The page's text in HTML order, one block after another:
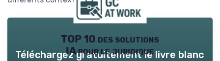
TOP 10 des solutions
IA pour le juridique
Téléchargez gratuitement le livre blanc